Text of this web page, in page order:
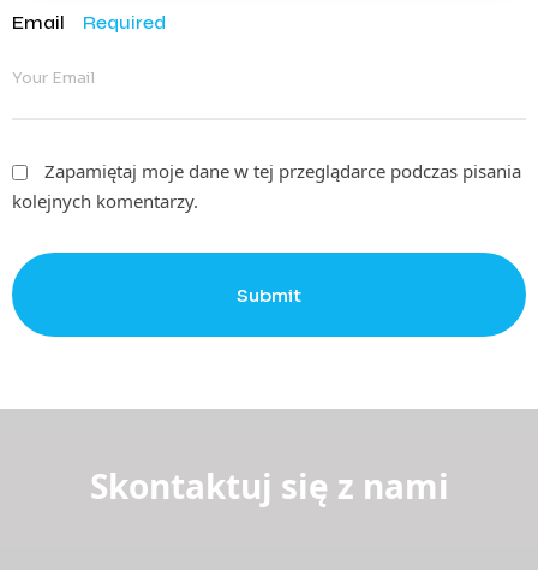
Email Required
Zapamiętaj moje dane w tej przeglądarce podczas pisania
kolejnych komentarzy.
Submit
Skontaktuj się z nami